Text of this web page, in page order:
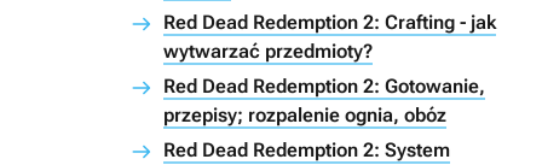
Red Dead Redemption 2: Crafting - jak
wytwarzać przedmioty?
Red Dead Redemption 2: Gotowanie,
przepisy; rozpalenie ognia, obóz
Red Dead Redemption 2: System